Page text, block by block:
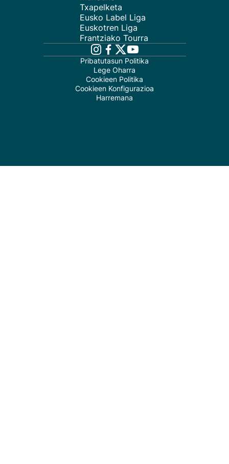
Txapelketa
Eusko Label Liga
Euskotren Liga
Frantziako Tourra
Pribatutasun Politika
Lege Oharra
Cookieen Politika
Cookieen Konfigurazioa
Harremana